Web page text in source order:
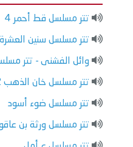
تتر مسلسل قط أحمر 4
تتر مسلسل سنين العشرة
وائل الفشنى - تتر
تتر مسلسل خان الذهب 2
تتر مسلسل ضوء أسود
تتر مسلسل ورثة بن